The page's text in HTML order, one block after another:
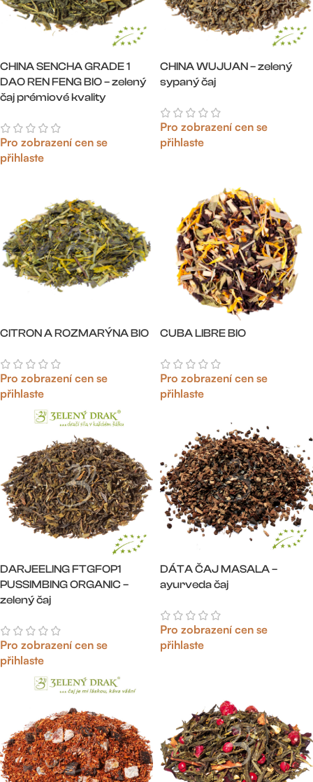
CHINA SENCHA GRADE 1
DAO REN FENG BIO – zelený
čaj prémiové kvality
Pro zobrazení cen se
přihlaste
CHINA WUJUAN – zelený
sypaný čaj
Pro zobrazení cen se
přihlaste
CITRON A ROZMARÝNA BIO
Pro zobrazení cen se
přihlaste
CUBA LIBRE BIO
Pro zobrazení cen se
přihlaste
DARJEELING FTGFOP1
PUSSIMBING ORGANIC –
zelený čaj
Pro zobrazení cen se
přihlaste
DÁTA ČAJ MASALA –
ayurveda čaj
Pro zobrazení cen se
přihlaste